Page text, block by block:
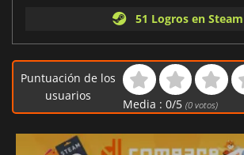
51 Logros en Steam
Puntuación de los
usuarios
Media : 0/5 (0votos)